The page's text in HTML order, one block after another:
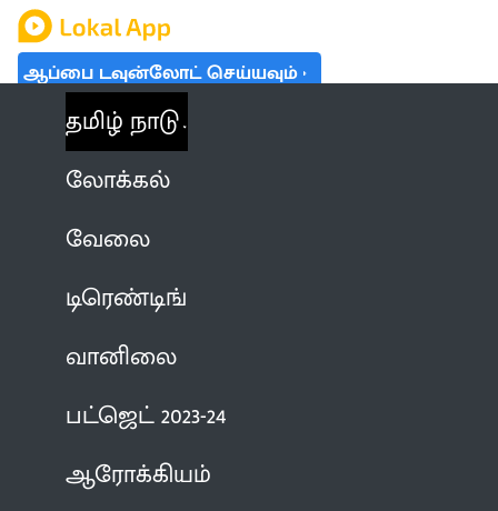
ஆப்பை டவுன்லோட் செய்யவும்
தமிழ் நாடு
லோக்கல்
வேலை
டிரெண்டிங்
வானிலை
பட்ஜெட் 2023-24
ஆரோக்கியம்